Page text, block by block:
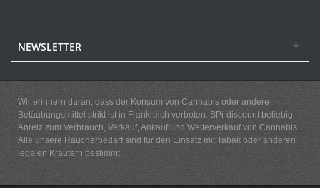
NEWSLETTER
Wir erinnern daran, dass der Konsum von Cannabis oder andere
Betäubungsmittel strikt ist in Frankreich verboten. SPi-discount beliebig
Anreiz zum Verbrauch, Verkauf, Ankauf und Weiterverkauf von Cannabis.
Alle unsere Raucherbedarf sind für den Einsatz mit Tabak oder anderen
legalen Kräutern bestimmt.